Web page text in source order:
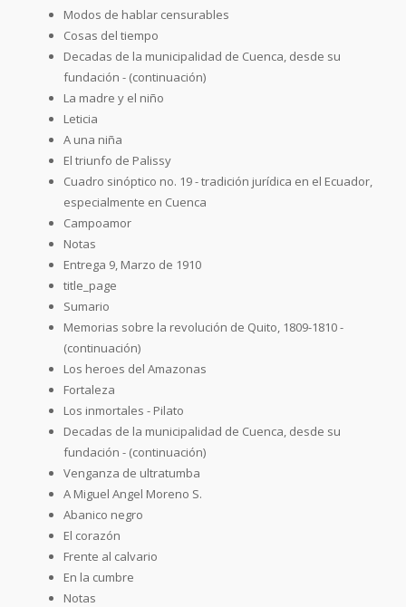
Modos de hablar censurables
Cosas del tiempo
Decadas de la municipalidad de Cuenca, desde su
fundación - (continuación)
La madre y el niño
Leticia
A una niña
El triunfo de Palissy
Cuadro sinóptico no. 19 - tradición jurídica en el Ecuador,
especialmente en Cuenca
Campoamor
Notas
Entrega 9, Marzo de 1910
title_page
Sumario
Memorias sobre la revolución de Quito, 1809-1810 -
(continuación)
Los heroes del Amazonas
Fortaleza
Los inmortales - Pilato
Decadas de la municipalidad de Cuenca, desde su
fundación - (continuación)
Venganza de ultratumba
A Miguel Angel Moreno S.
Abanico negro
El corazón
Frente al calvario
En la cumbre
Notas